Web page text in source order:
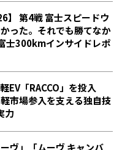
】 第4戦 富士スピードウ
った。それでも勝てなか
富士300kmインサイドレポ
EV「RACCO」を投入
市場参入を支える独自技
力
ーヴ」「ムーヴ キャンバ